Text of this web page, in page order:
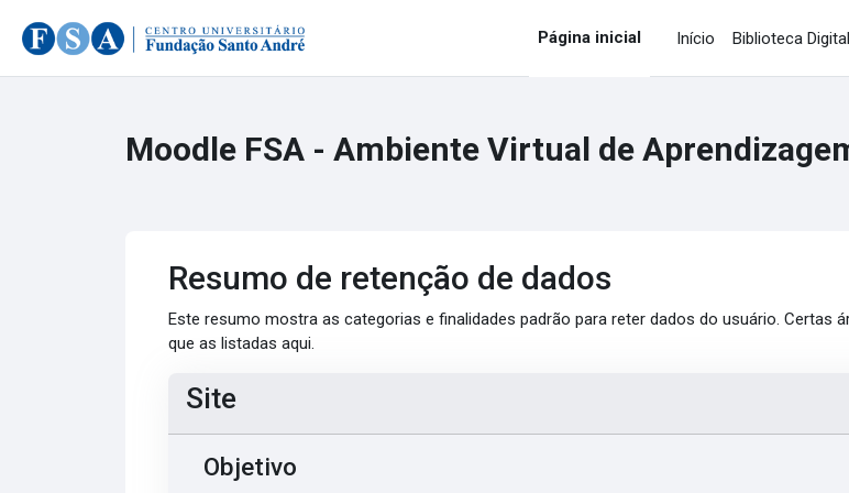
Página inicial
Início Biblioteca
Moodle FSA - Ambiente Virtual de
Resumo de retenção de dados
Este resumo mostra as categorias e finalidades padrão para reter dados do usuário. Certas
que as listadas aqui.
Site
Objetivo